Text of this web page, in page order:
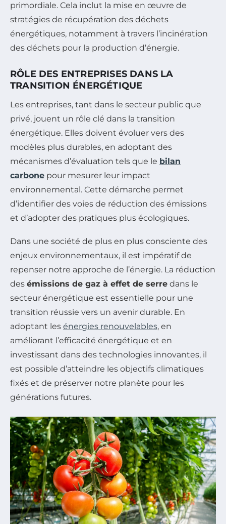
primordiale. Cela inclut la mise en œuvre de
stratégies de récupération des déchets
énergétiques, notamment à travers l’incinération
des déchets pour la production d’énergie.
RÔLE DES ENTREPRISES DANS LA
TRANSITION ÉNERGÉTIQUE
Les entreprises, tant dans le secteur public que
privé, jouent un rôle clé dans la transition
énergétique. Elles doivent évoluer vers des
modèles plus durables, en adoptant des
mécanismes d’évaluation tels que le bilan
carbone pour mesurer leur impact
environnemental. Cette démarche permet
d’identifier des voies de réduction des émissions
et d’adopter des pratiques plus écologiques.
Dans une société de plus en plus consciente des
enjeux environnementaux, il est impératif de
repenser notre approche de l’énergie. La réduction
des émissions de gaz à effet de serre dans le
secteur énergétique est essentielle pour une
transition réussie vers un avenir durable. En
adoptant les énergies renouvelables, en
améliorant l’efficacité énergétique et en
investissant dans des technologies innovantes, il
est possible d’atteindre les objectifs climatiques
fixés et de préserver notre planète pour les
générations futures.